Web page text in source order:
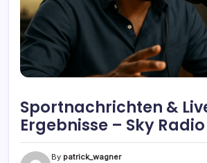
Sportnachrichten &
Ergebnisse – Sky
By patrick_wagner